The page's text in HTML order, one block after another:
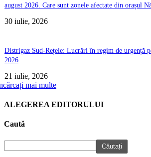
august 2026. Care sunt zonele afectate din orașul
30 iulie, 2026
Distrigaz Sud-Rețele: Lucrări în regim de urgență
2026
21 iulie, 2026
mai multe
ALEGEREA EDITORULUI
Caută